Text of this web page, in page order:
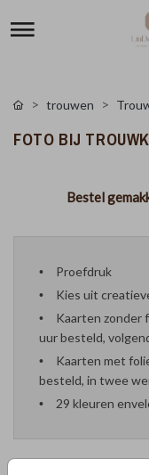
trouwen
FOTO BIJ
Bestel
Proefdruk
Kies uit
Kaarten zonder
uur besteld,
Kaarten met
besteld, in twee
29 kleuren